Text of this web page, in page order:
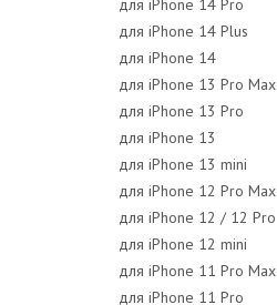
для iPhone 14 Pro
для iPhone 14 Plus
для iPhone 14
для iPhone 13 Pro Max
для iPhone 13 Pro
для iPhone 13
для iPhone 13 mini
для iPhone 12 Pro Max
для iPhone 12 / 12 Pro
для iPhone 12 mini
для iPhone 11 Pro Max
для iPhone 11 Pro